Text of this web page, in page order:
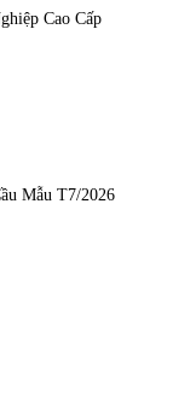
Cao Cấp
Mẫu T7/2026